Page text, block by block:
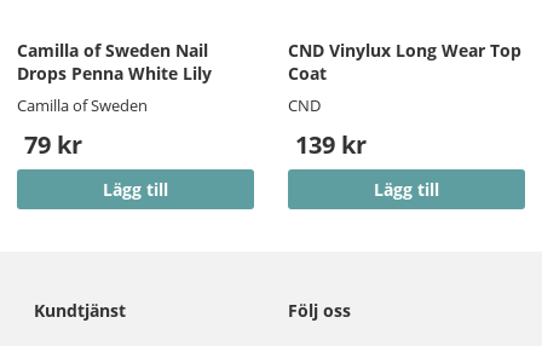
Camilla of Sweden Nail
Drops Penna White Lily
Camilla of Sweden
79 kr
Lägg till
CND Vinylux Long Wear Top
Coat
CND
139 kr
Lägg till
Kundtjänst Följ oss